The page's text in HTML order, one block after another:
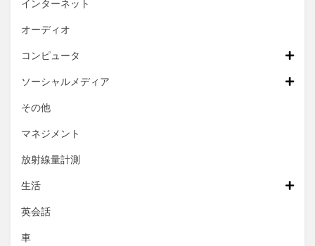
インターネット
オーディオ
コンピュータ
ソーシャルメディア
その他
マネジメント
放射線量計測
生活
英会話
車